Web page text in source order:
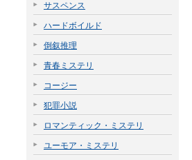
サスペンス
ハードボイルド
倒叙推理
青春ミステリ
コージー
犯罪小説
ロマンティック・ミステリ
ユーモア・ミステリ